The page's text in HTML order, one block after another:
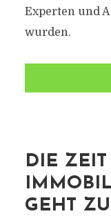
Experten und
wurden.
DIE ZEIT
GEHT